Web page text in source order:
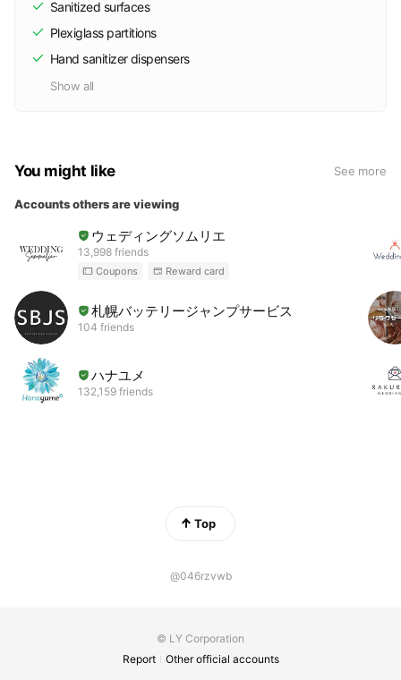
Sanitized surfaces
Plexiglass partitions
Hand sanitizer dispensers
Show all
You might like See more
Accounts others are viewing
ウェディングソムリエ
13,998 friends
Coupons Reward card
札幌バッテリージャンプサービス
104 friends
ハナユメ
132,159 friends
Top
@046rzvwb
© LY Corporation
Report
Other official accounts